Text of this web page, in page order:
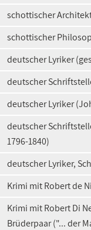
schottischer
schottischer
deutscher Lyriker
deutscher
deutscher Lyriker
deutscher
1796-1840)
deutscher Lyriker,
Krimi mit Robert de
Krimi mit Robert Di
Brüderpaar ("... der